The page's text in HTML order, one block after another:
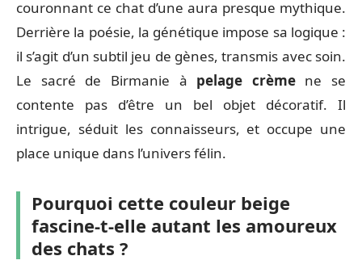
couronnant ce chat d’une aura presque mythique.
Derrière la poésie, la génétique impose sa logique :
il s’agit d’un subtil jeu de gènes, transmis avec soin.
Le sacré de Birmanie à pelage crèmene se
contente pas d’être un bel objet décoratif. Il
intrigue, séduit les connaisseurs, et occupe une
place unique dans l’univers félin.
Pourquoi cette couleur beige
fascine-t-elle autant les amoureux
des chats ?